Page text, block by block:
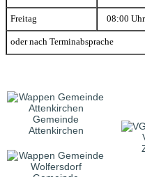
Freitag 08:00
oder nach Terminabsprache
Gemeinde
Attenkirchen